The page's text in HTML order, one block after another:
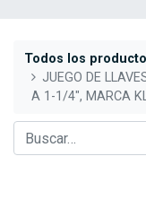
Todos los
JUEGO DE
A 1-1/4", MARCA